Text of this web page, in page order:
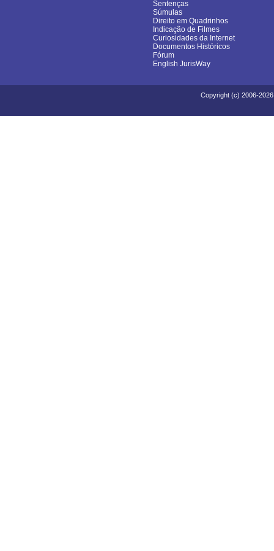
Sentenças
Súmulas
Direito em Quadrinhos
Indicação de Filmes
Curiosidades da Internet
Documentos Históricos
Fórum
English JurisWay
Copyright (c) 2006-